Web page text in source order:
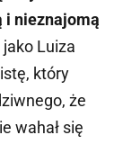
i nieznajomą
Luiza
który
że
wahał się